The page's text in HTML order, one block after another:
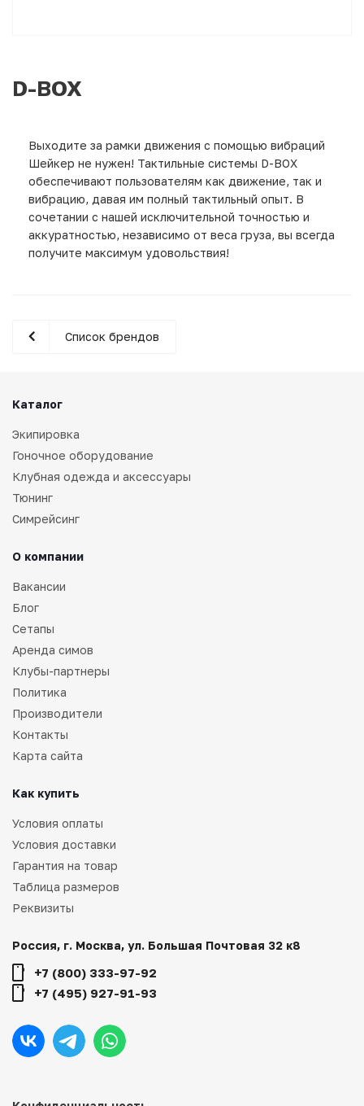
D-BOX
Выходите за рамки движения с помощью вибраций
Шейкер не нужен! Тактильные системы D-BOX
обеспечивают пользователям как движение, так и
вибрацию, давая им полный тактильный опыт. В
сочетании с нашей исключительной точностью и
аккуратностью, независимо от веса груза, вы всегда
получите максимум удовольствия!
Список брендов
Каталог
Экипировка
Гоночное оборудование
Клубная одежда и аксессуары
Тюнинг
Симрейсинг
О компании
Вакансии
Блог
Сетапы
Аренда симов
Клубы-партнеры
Политика
Производители
Контакты
Карта сайта
Как купить
Условия оплаты
Условия доставки
Гарантия на товар
Таблица размеров
Реквизиты
Россия, г. Москва, ул. Большая Почтовая 32 к8
+7 (800) 333-97-92
+7 (495) 927-91-93